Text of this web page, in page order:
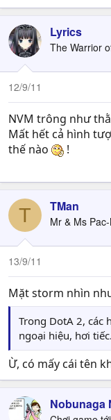
Lyrics
The Warrior
12/9/11
NVM trông như
Mất hết cả hình
thế nào
!
T TMan
Mr & Ms
13/9/11
Mặt storm nhìn
Trong DotA 2, các
ngoại hiệu, hơi tiếc.
Ừ, có mấy cái tên
Nobunaga